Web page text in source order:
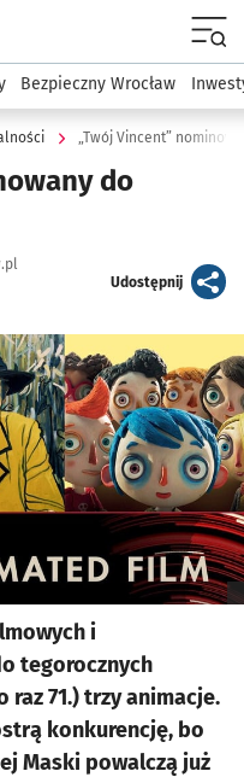
Dla mieszkańca
Bezpieczny Wrocław
„Twój Vincent”
do
Udostępnijartykuł
i
tegorocznych
71.) trzy animacje.
konkurencję, bo
Maski powalczą już